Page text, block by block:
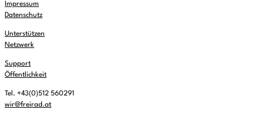
Impressum
Datenschutz
Unterstützen
Netzwerk
Support
Öffentlichkeit
Tel. +43(0)512 560291
wir@freirad.at